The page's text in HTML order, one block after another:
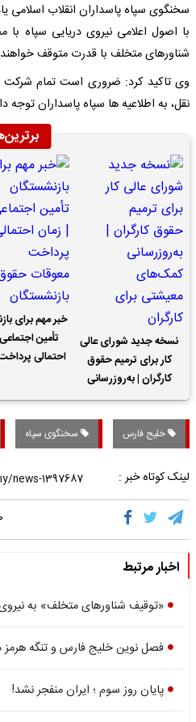
سخنگوی سپاه پاسداران انقلاب اسلامی
با اصول اعلامی نیروی دریایی سپاه
شناورهای متخلف با قدرت متوقف
وی تاکید کرد: ضروری است تمام
نقل، به اطلاعیه ها سپاه پاسداران توجه
نسخه جدید شورای عالی
کار برای ترمیم حقوق
کارگران | به‌روزرسانی
کمک‌های معیشتی برای
کارگران
خبر مهم برای
تأمین
احتمالی
خلیج فارس سخنگوی سپاه
لینک کوتاه خبر :
۰
اخبار مرتبط
«توقیف شناورهای متخلف» به
فصل نوین خلیج فارس و تنگه
پایان روز سوم ؛ ایران منفجر نشد!